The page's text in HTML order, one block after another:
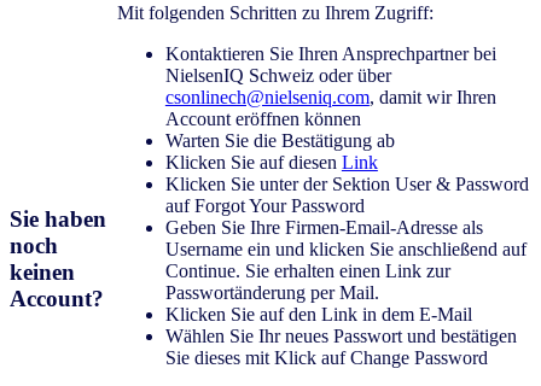
Sie haben
noch
keinen
Account?
Mit folgenden Schritten zu Ihrem Zugriff:
Kontaktieren Sie Ihren Ansprechpartner bei
NielsenIQ Schweiz oder über
csonlinech@nielseniq.com, damit wir Ihren
Account eröffnen können
Warten Sie die Bestätigung ab
Klicken Sie auf diesen Link
Klicken Sie unter der Sektion User & Password
auf Forgot Your Password
Geben Sie Ihre Firmen-Email-Adresse als
Username ein und klicken Sie anschließend auf
Continue. Sie erhalten einen Link zur
Passwortänderung per Mail.
Klicken Sie auf den Link in dem E-Mail
Wählen Sie Ihr neues Passwort und bestätigen
Sie dieses mit Klick auf Change Password